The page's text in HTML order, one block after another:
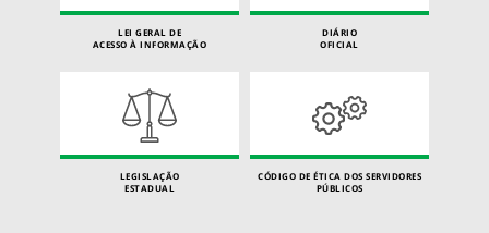
LEI GERAL DE
ACESSO À INFORMAÇÃO
DIÁRIO
OFICIAL
LEGISLAÇÃO
ESTADUAL
CÓDIGO DE ÉTICA DOS SERVIDORES
PÚBLICOS